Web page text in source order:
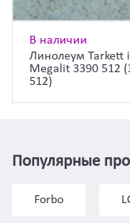
В наличии
Линолеум Tarkett
Megalit 3390 512
512)
Популярные
Forbo